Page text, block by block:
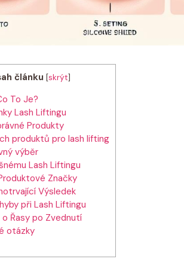
článku [skrýt]
To Je?
Lash Liftingu
Produkty
produktů pro lash lifting
výběr
Lash Liftingu
Značky
Výsledek
při Lash Liftingu
Řasy po Zvednutí
otázky